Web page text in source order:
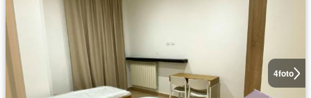
4foto